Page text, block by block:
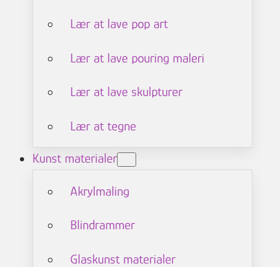
Lær at lave pop art
Lær at lave pouring maleri
Lær at lave skulpturer
Lær at tegne
Kunst materialer
Akrylmaling
Blindrammer
Glaskunst materialer